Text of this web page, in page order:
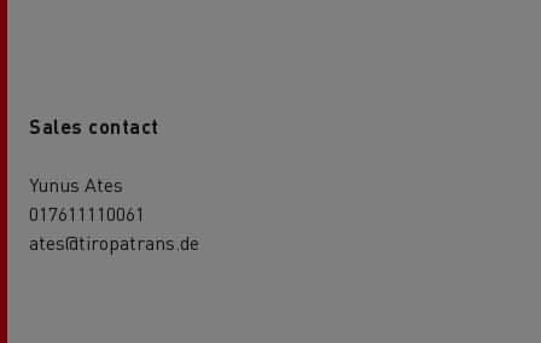
Sales contact
Yunus Ates
017611110061
ates@tiropatrans.de